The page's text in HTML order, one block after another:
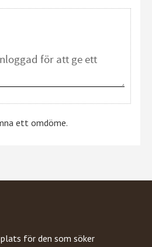
ett omdöme.
för den som söker